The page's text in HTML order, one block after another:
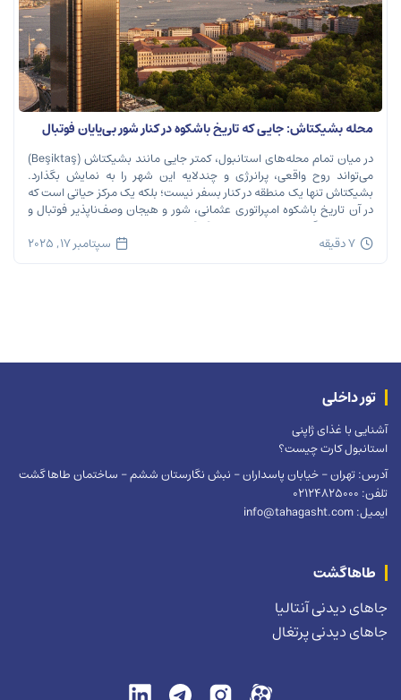
محله بشیکتاش: جایی که تاریخ باشکوه در کنار شور بی‌پایان فوتبال
نفس می‌کشد
در میان تمام محله‌های استانبول، کمتر جایی مانند بشیکتاش (Beşiktaş)
می‌تواند روح واقعی، پرانرژی و چندلایه این شهر را به نمایش بگذارد.
بشیکتاش تنها یک منطقه در کنار بسفر نیست؛ بلکه یک مرکز حیاتی است که
در آن تاریخ باشکوه امپراتوری عثمانی، شور و هیجان وصف‌ناپذیر فوتبال و
ریتم تند زندگی مدرن شهری در هم […]
7 دقیقه سپتامبر 17, 2025
طاهاگشت
جاهای دیدنی آنتالیا
جاهای دیدنی پرتغال
تور داخلی
آشنایی با غذای ژاپنی
استانبول کارت چیست؟
آدرس: تهران – خیابان پاسداران – نبش نگارستان ششم – ساختمان طاها گشت
تلفن: 02124825000
ایمیل: info@tahagasht.com